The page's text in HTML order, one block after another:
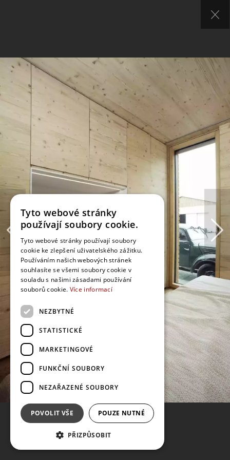
Tyto webové stránky
používají soubory cookie.
Tyto webové stránky používají soubory
cookie ke zlepšení uživatelského zážitku.
Používáním našich webových stránek
souhlasíte se všemi soubory cookie v
souladu s našimi zásadami používání
souborů cookie. Více informací
NEZBYTNÉ
STATISTICKÉ
MARKETINGOVÉ
FUNKČNÍ SOUBORY
NEZAŘAZENÉ SOUBORY
POVOLIT VŠE POUZE NUTNÉ
PŘIZPŮSOBIT